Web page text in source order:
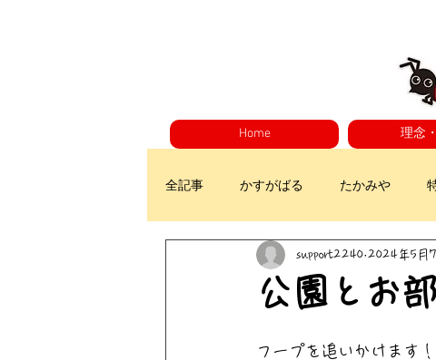
Home 理念
全記事 かすがばる たかみや
公園とお
support2240 2024年5月
フープを追いかけます！